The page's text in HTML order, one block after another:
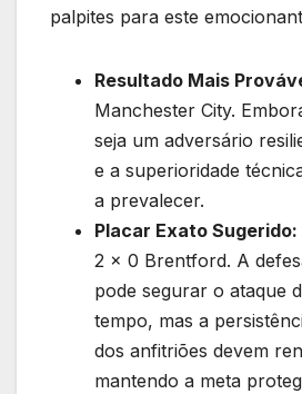
palpites para este
Resultado Mais
Manchester City.
seja um adversário
e a superioridade
a prevalecer.
Placar Exato Sugerido:
2 x 0 Brentford. A
pode segurar o ataque
tempo, mas a
dos anfitriões devem
mantendo a meta